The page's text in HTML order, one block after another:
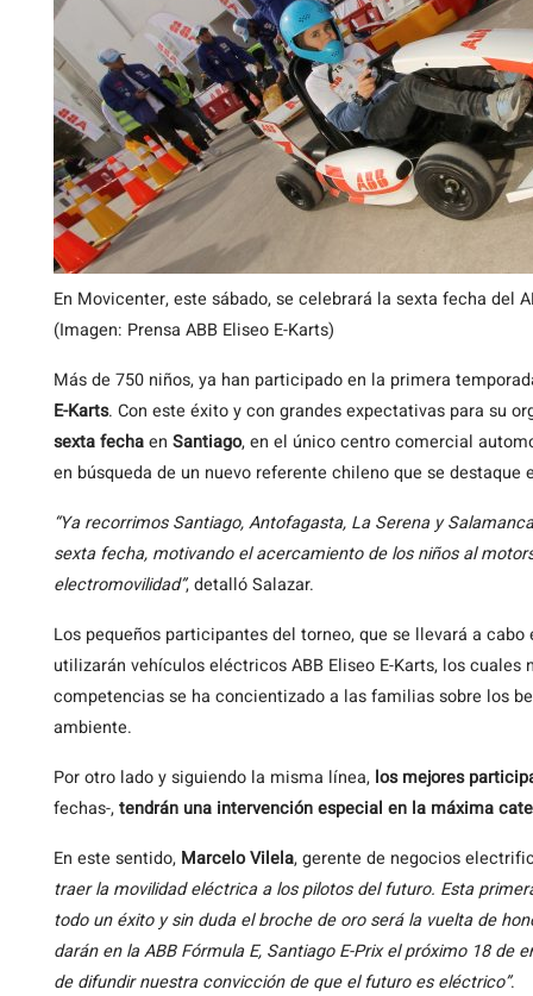
En Movicenter, este sábado, se celebrará la sexta fecha del
(Imagen: Prensa ABB Eliseo E-Karts)
Más de 750 niños, ya han participado en la primera
E-Karts. Con este éxito y con grandes expectativas para su
sexta fechaen Santiago, en el único centro comercial
en búsqueda de un nuevo referente chileno que se
“Ya recorrimos Santiago, Antofagasta, La Serena y
sexta fecha, motivando el acercamiento de los niños al
electromovilidad”, detalló Salazar.
Los pequeños participantes del torneo, que se llevará a
utilizarán vehículos eléctricos ABB Eliseo E-Karts, los
competencias se ha concientizado a las familias sobre los
ambiente.
Por otro lado y siguiendo la misma línea, los mejores
fechas-,tendrán una intervención especial en la máxima
En este sentido, Marcelo Vilela, gerente de negocios
traer la movilidad eléctrica a los pilotos del futuro. Esta
todo un éxito y sin duda el broche de oro será la vuelta de
darán en la ABB Fórmula E, Santiago E-Prix el próximo 18
de difundir nuestra convicción de que el futuro es eléctrico”.